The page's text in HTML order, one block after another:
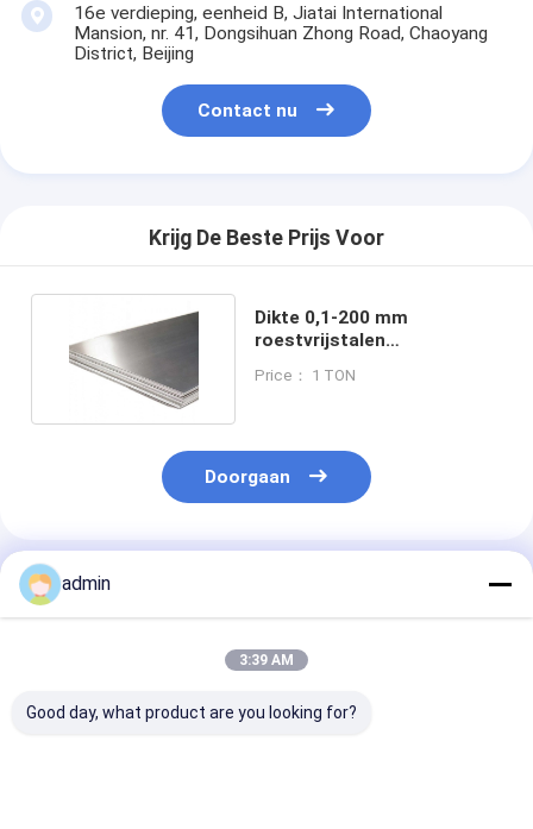
16e verdieping, eenheid B, Jiatai International
Mansion, nr. 41, Dongsihuan Zhong Road, Chaoyang
District, Beijing
Contact nu
Krijg De Beste Prijs Voor
Dikte 0,1-200 mm
roestvrijstalen
rand
Price： 1 TON
Doorgaan
Geadviseerde Producten
admin
3:39 AM
Good day, what product are you looking for?